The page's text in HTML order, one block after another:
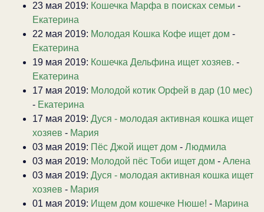
23 мая 2019: Кошечка Марфа в поисках семьи -
Екатерина
22 мая 2019: Молодая Кошка Кофе ищет дом -
Екатерина
19 мая 2019: Кошечка Дельфина ищет хозяев. -
Екатерина
17 мая 2019: Молодой котик Орфей в дар (10 мес)
- Екатерина
17 мая 2019: Дуся - молодая активная кошка ищет
хозяев - Мария
03 мая 2019: Пёс Джой ищет дом - Людмила
03 мая 2019: Молодой пёс Тоби ищет дом - Алена
03 мая 2019: Дуся - молодая активная кошка ищет
хозяев - Мария
01 мая 2019: Ищем дом кошечке Нюше! - Марина